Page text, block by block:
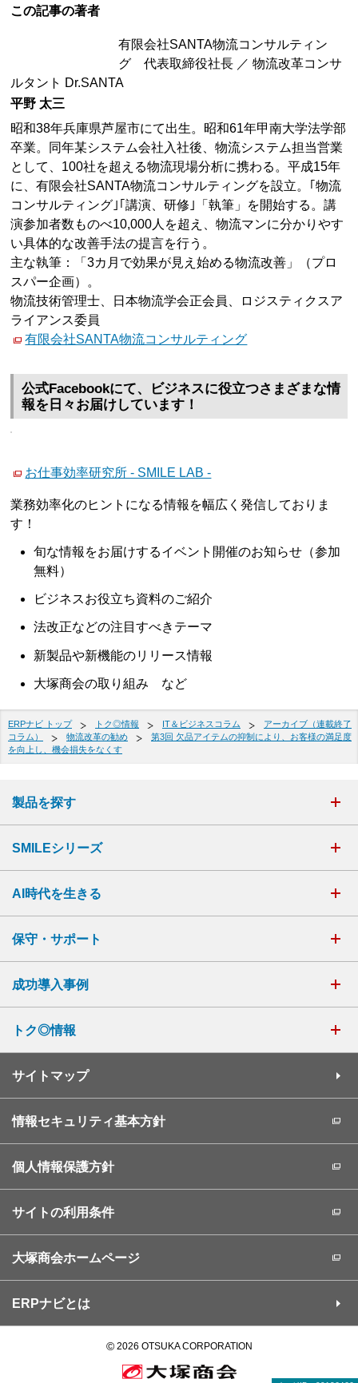
この記事の著者
有限会社SANTA物流コンサルティン
グ 代表取締役社長 ／ 物流改革コンサ
ルタント Dr.SANTA
平野 太三
昭和38年兵庫県芦屋市にて出生。昭和61年甲南大学法学部
卒業。同年某システム会社入社後、物流システム担当営業
として、100社を超える物流現場分析に携わる。平成15年
に、有限会社SANTA物流コンサルティングを設立。｢物流
コンサルティング｣｢講演、研修｣「執筆」を開始する。講
演参加者数ものべ10,000人を超え、物流マンに分かりやす
い具体的な改善手法の提言を行う。
主な執筆：「3カ月で効果が見え始める物流改善」（プロ
スパー企画）。
物流技術管理士、日本物流学会正会員、ロジスティクスア
ライアンス委員
有限会社SANTA物流コンサルティング
公式Facebookにて、ビジネスに役立つさまざまな情
報を日々お届けしています！
お仕事効率研究所 - SMILE LAB -
業務効率化のヒントになる情報を幅広く発信しておりま
す！
旬な情報をお届けするイベント開催のお知らせ（参加
無料）
ビジネスお役立ち資料のご紹介
法改正などの注目すべきテーマ
新製品や新機能のリリース情報
大塚商会の取り組み など
ERPナビ トップ トク◎情報 IT＆ビジネスコラム
アーカイブ（連載終了
コラム）
物流改革の勧め
第3回 欠品アイテムの抑制により、お客様の満足度
を向上し、機会損失をなくす
製品を探す
SMILEシリーズ
AI時代を生きる
保守・サポート
成功導入事例
トク◎情報
サイトマップ
情報セキュリティ基本方針
個人情報保護方針
サイトの利用条件
大塚商会ホームページ
ERPナビとは
©2026 OTSUKA CORPORATION